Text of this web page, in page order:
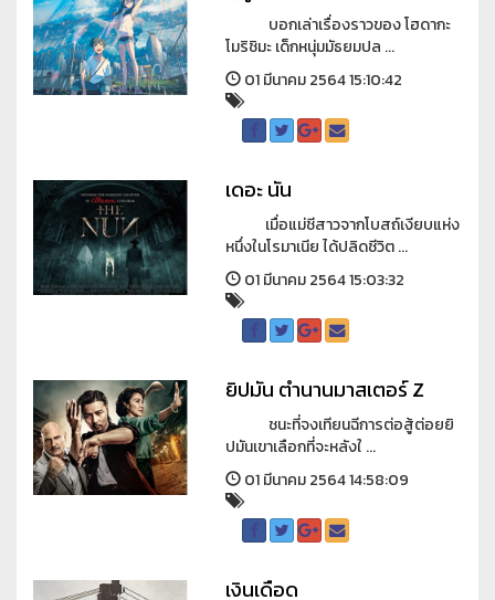
บอกเล่าเรื่องราวของ โฮดากะ
โมริชิมะ เด็กหนุ่มมัธยมปล ...
01 มีนาคม 2564 15:10:42
เดอะ นัน
เมื่อแม่ชีสาวจากโบสถ์เงียบแห่ง
หนึ่งในโรมาเนีย ได้ปลิดชีวิต ...
01 มีนาคม 2564 15:03:32
ยิปมัน ตำนานมาสเตอร์ Z
ชนะที่จงเทียนฉีการต่อสู้ต่อยยิ
ปมันเขาเลือกที่จะหลังใ ...
01 มีนาคม 2564 14:58:09
เงินเดือด